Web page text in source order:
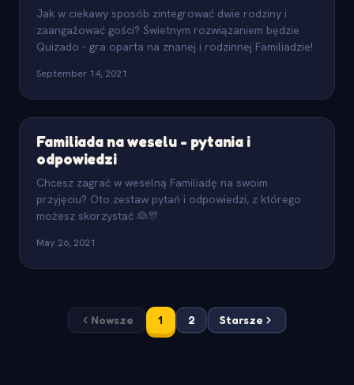
Jak w ciekawy sposób zintegrować dwie rodziny i
zaangażować gości? Świetnym rozwiązaniem będzie
Quizado - gra oparta na znanej i rodzinnej Familiadzie!
September 14, 2021
Familiada na weselu - pytania i
odpowiedzi
Chcesz zagrać w weselną Familiadę na swoim
przyjęciu? Oto zestaw pytań i odpowiedzi, z którego
możesz skorzystać 👰🎊
May 26, 2021
Nowsze 1 2 Starsze